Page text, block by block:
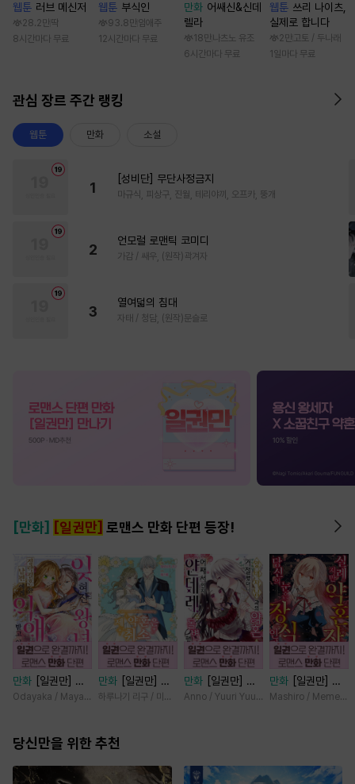
웹툰 러브 메신저
28.2만 딱
8시간마다 무료
웹툰 부식인
93.8만 임애주
12시간마다 무료
만화 어쌔신&신데
렐라
18만 나츠노 유조
6시간마다 무료
웹툰 쓰리 나이츠,
실제로 합니다
2만 고토 / 두나래
1일마다 무료
관심 장르 주간 랭킹
웹툰 만화 소설
1
[성비단] 무단사정금지
마규식, 피상구, 진월, 테리야끼, 오프카, 뚱개
2
언모럴 로맨틱 코미디
가감 / 쌔우, (원작)곽겨자
3
열여덟의 침대
자태 / 청담, (원작)문슬로
[만화] [일권만] 로맨스 만화 단편 등장!
만화
[일권만] 잊
혀진 왕녀지만 정
니다 [단행본]
Odayaka / Maya Koike
만화
[일권만] 제
약혼은 취소되었습
하루나기 리구 / 미즈메
만화
[일권만] 왕
태자님과의 약혼을
Anno / Yuuri Yuudachi
만화
[일권만] 실
례지만 약혼자님,
Mashiro / Memeko
당신만을 위한 추천